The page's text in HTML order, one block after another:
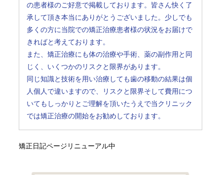
の患者様のご好意で掲載しております。皆さん快く了
承して頂き本当にありがとうございました。少しでも
多くの方に当院での矯正治療患者様の状況をお届けで
きればと考えております。
また、矯正治療にも体の治療や手術、薬の副作用と同
じく、いくつかのリスクと限界があります。
同じ知識と技術を用い治療しても歯の移動の結果は個
人個人で違いますので、リスクと限界そして費用につ
いてもしっかりとご理解を頂いたうえで当クリニック
では矯正治療の開始をお勧めしております。
矯正日記ページリニューアル中